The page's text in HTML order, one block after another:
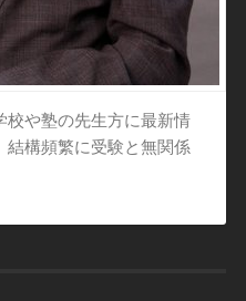
校や塾の先生方に最新情
結構頻繁に受験と無関係